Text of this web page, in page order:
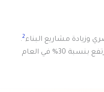
2
.
المظلات مهمة لحماية الناس من الشمس، وزيادة استخدامها لتغطية السيارات قد ارتفع بنسبة 30% في العام